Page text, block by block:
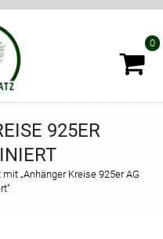
0
925ER
„Anhänger Kreise 925er AG